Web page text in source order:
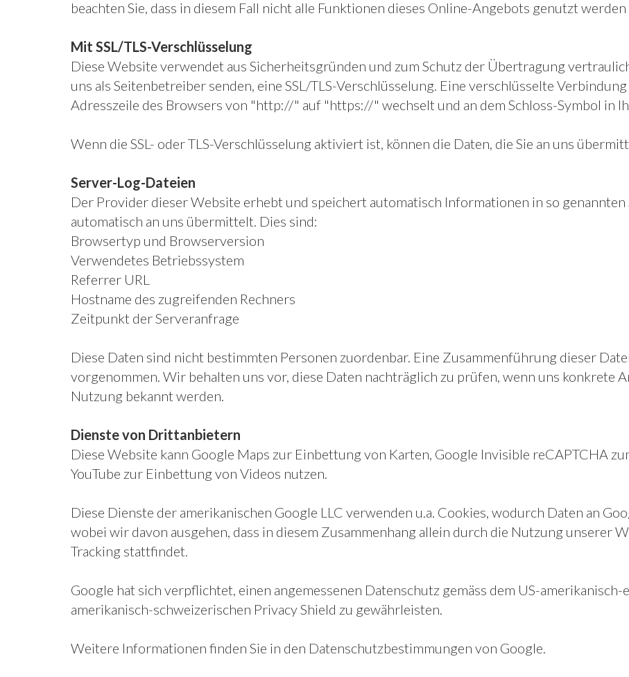
beachten Sie, dass in diesem Fall nicht alle Funktionen dieses Online-Angebots genutzt werden
Mit SSL/TLS-Verschlüsselung
Diese Website verwendet aus Sicherheitsgründen und zum Schutz der Übertragung
uns als Seitenbetreiber senden, eine SSL/TLS-Verschlüsselung. Eine verschlüsselte
Adresszeile des Browsers von "http://" auf "https://" wechselt und an dem Schloss-Symbol in
Wenn die SSL- oder TLS-Verschlüsselung aktiviert ist, können die Daten, die Sie an uns
Server-Log-Dateien
Der Provider dieser Website erhebt und speichert automatisch Informationen in so
automatisch an uns übermittelt. Dies sind:
Browsertyp und Browserversion
Verwendetes Betriebssystem
Referrer URL
Hostname des zugreifenden Rechners
Zeitpunkt der Serveranfrage
Diese Daten sind nicht bestimmten Personen zuordenbar. Eine Zusammenführung dieser
vorgenommen. Wir behalten uns vor, diese Daten nachträglich zu prüfen, wenn uns konkrete
Nutzung bekannt werden.
Dienste von Drittanbietern
Diese Website kann Google Maps zur Einbettung von Karten, Google Invisible reCAPTCHA
YouTube zur Einbettung von Videos nutzen.
Diese Dienste der amerikanischen Google LLC verwenden u.a. Cookies, wodurch Daten an
wobei wir davon ausgehen, dass in diesem Zusammenhang allein durch die Nutzung unserer
Tracking stattfindet.
Google hat sich verpflichtet, einen angemessenen Datenschutz gemäss dem US-amerikanisch-
amerikanisch-schweizerischen Privacy Shield zu gewährleisten.
Weitere Informationen finden Sie in den Datenschutzbestimmungen von Google.